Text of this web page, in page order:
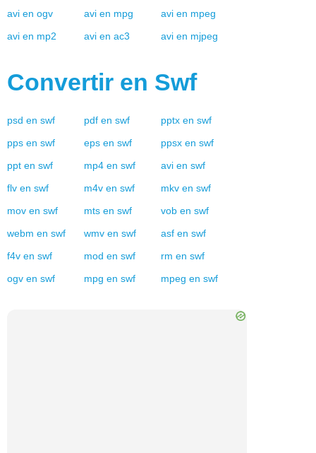
avi en ogv avi en mpg avi en mpeg
avi en mp2 avi en ac3 avi en mjpeg
Convertir en Swf
psd en swf pdf en swf pptx en swf
pps en swf eps en swf ppsx en swf
ppt en swf mp4 en swf avi en swf
flv en swf m4v en swf mkv en swf
mov en swf mts en swf vob en swf
webm en swf wmv en swf asf en swf
f4v en swf mod en swf rm en swf
ogv en swf mpg en swf mpeg en swf